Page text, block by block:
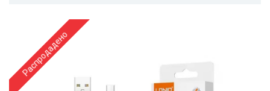
Распродадено